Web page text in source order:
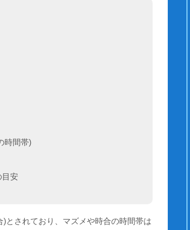
時間帯)
安
とされており、マズメや時合の時間帯は